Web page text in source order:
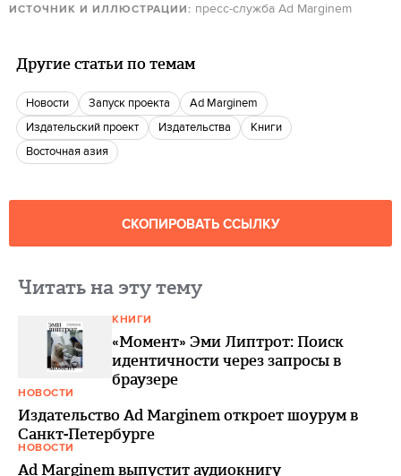
ИСТОЧНИК И ИЛЛЮСТРАЦИИ: пресс-служба Ad Marginem
Другие статьи по темам
новости Запуск проекта
Ad Marginem
издательский проект
Издательства
книги
восточная азия
СКОПИРОВАТЬ ССЫЛКУ
Читать на эту тему
КНИГИ
«Момент» Эми Липтрот: Поиск
идентичности через запросы в
браузере
НОВОСТИ
Издательство Ad Marginem откроет шоурум в
Санкт-Петербурге
НОВОСТИ
Ad Marginem выпустит аудиокнигу